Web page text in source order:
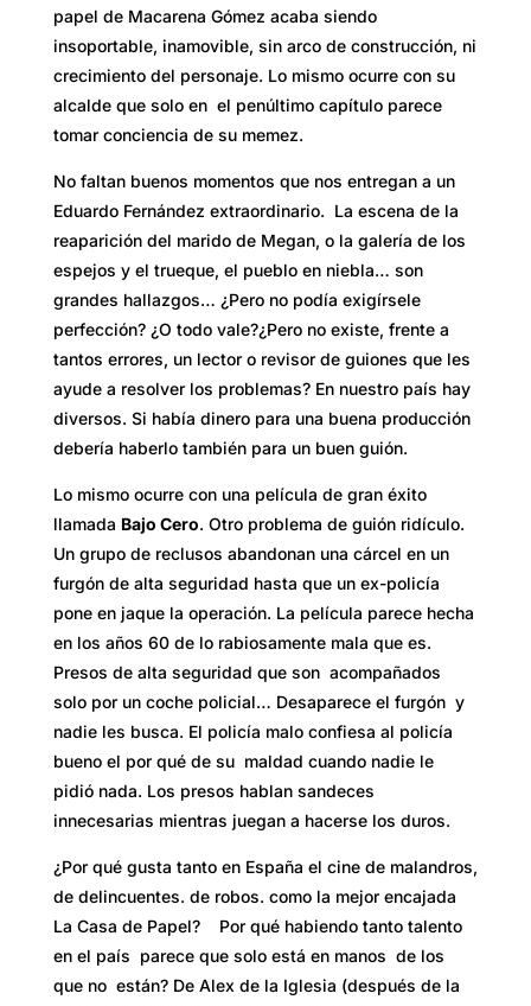
papel de Macarena Gómez acaba siendo
insoportable, inamovible, sin arco de construcción, ni
crecimiento del personaje. Lo mismo ocurre con su
alcalde que solo en el penúltimo capítulo parece
tomar conciencia de su memez.
No faltan buenos momentos que nos entregan a un
Eduardo Fernández extraordinario. La escena de la
reaparición del marido de Megan, o la galería de los
espejos y el trueque, el pueblo en niebla… son
grandes hallazgos… ¿Pero no podía exigírsele
perfección? ¿O todo vale?¿Pero no existe, frente a
tantos errores, un lector o revisor de guiones que les
ayude a resolver los problemas? En nuestro país hay
diversos. Si había dinero para una buena producción
debería haberlo también para un buen guión.
Lo mismo ocurre con una película de gran éxito
llamada Bajo Cero. Otro problema de guión ridículo.
Un grupo de reclusos abandonan una cárcel en un
furgón de alta seguridad hasta que un ex-policía
pone en jaque la operación. La película parece hecha
en los años 60 de lo rabiosamente mala que es.
Presos de alta seguridad que son acompañados
solo por un coche policial… Desaparece el furgón y
nadie les busca. El policía malo confiesa al policía
bueno el por qué de su maldad cuando nadie le
pidió nada. Los presos hablan sandeces
innecesarias mientras juegan a hacerse los duros.
¿Por qué gusta tanto en España el cine de malandros,
de delincuentes. de robos. como la mejor encajada
La Casa de Papel? Por qué habiendo tanto talento
en el país parece que solo está en manos de los
que no están? De Alex de la Iglesia (después de la